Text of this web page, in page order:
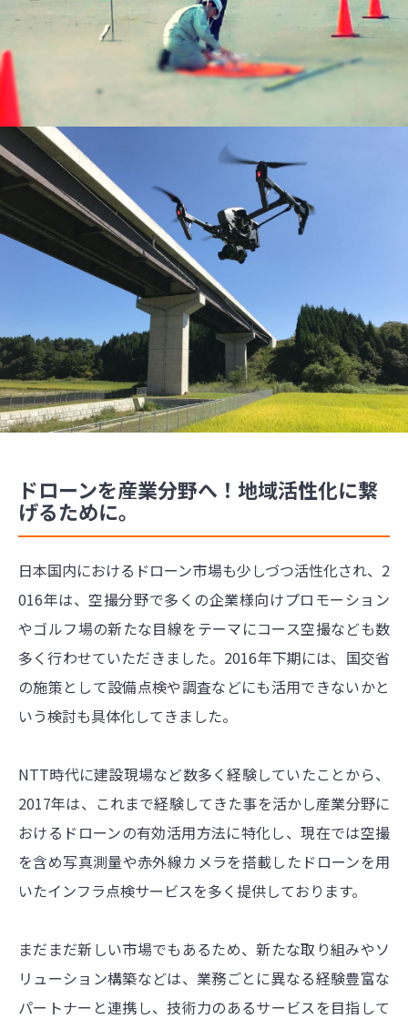
ドローンを産業分野へ！地域活性化に繋
げるために。
日本国内におけるドローン市場も少しづつ活性化され、2
016年は、空撮分野で多くの企業様向けプロモーション
やゴルフ場の新たな目線をテーマにコース空撮なども数
多く行わせていただきました。2016年下期には、国交省
の施策として設備点検や調査などにも活用できないかと
いう検討も具体化してきました。
NTT時代に建設現場など数多く経験していたことから、
2017年は、これまで経験してきた事を活かし産業分野に
おけるドローンの有効活用方法に特化し、現在では空撮
を含め写真測量や赤外線カメラを搭載したドローンを用
いたインフラ点検サービスを多く提供しております。
まだまだ新しい市場でもあるため、新たな取り組みやソ
リューション構築などは、業務ごとに異なる経験豊富な
パートナーと連携し、技術力のあるサービスを目指して